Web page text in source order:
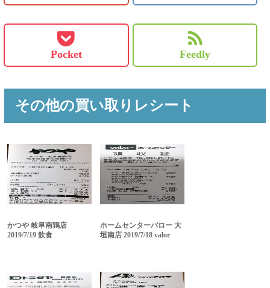
Pocket Feedly
その他の買い取りレシート
かつや 岐阜南鶉店
2019/7/19 飲食
ホームセンターバロー 大
垣南店 2019/7/18 valor